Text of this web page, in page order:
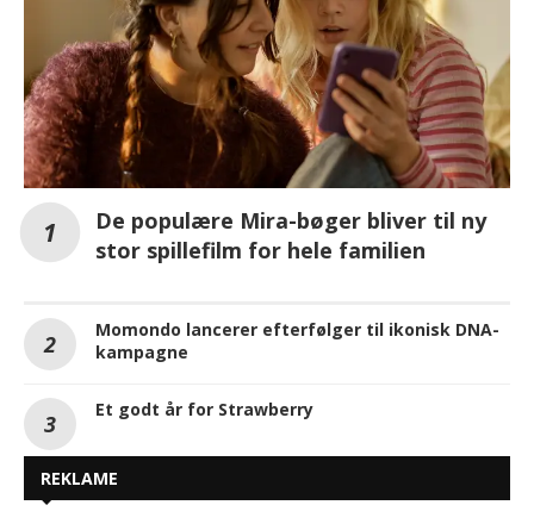
De populære Mira-bøger bliver til ny
stor spillefilm for hele familien
Momondo lancerer efterfølger til ikonisk DNA-
kampagne
Et godt år for Strawberry
REKLAME